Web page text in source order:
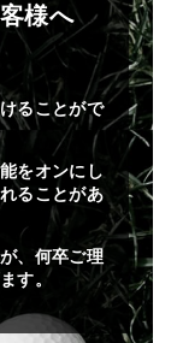
様へ
ることがで
をオンにし
ることがあ
、何卒ご理
す。